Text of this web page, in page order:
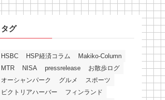
タグ
HSBC HSP経済コラム
Makiko-Column
MTR
NISA pressrelease
お散歩ログ
オーシャンパーク
グルメ
スポーツ
ビクトリアハーバー
フィンランド